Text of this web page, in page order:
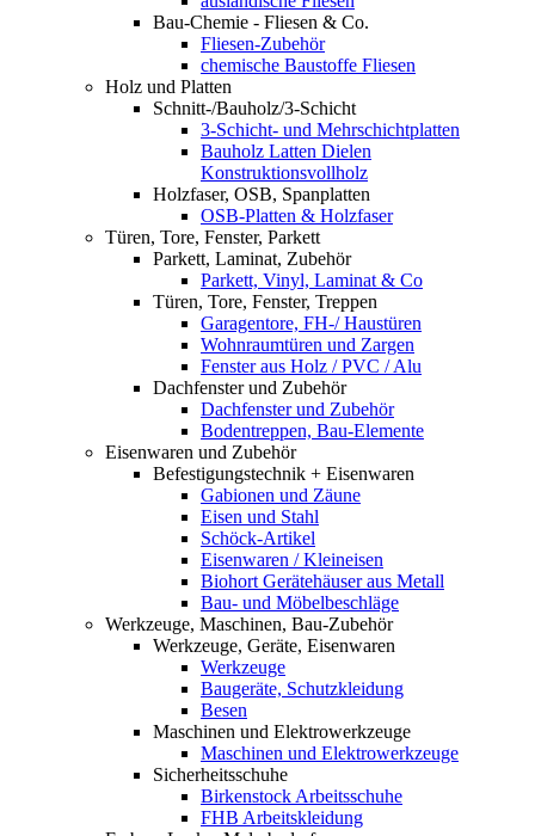
Bau-Chemie - Fliesen & Co.
Fliesen-Zubehör
chemische Baustoffe Fliesen
Holz und Platten
Schnitt-/Bauholz/3-Schicht
3-Schicht- und Mehrschichtplatten
Bauholz Latten Dielen
Konstruktionsvollholz
Holzfaser, OSB, Spanplatten
OSB-Platten & Holzfaser
Türen, Tore, Fenster, Parkett
Parkett, Laminat, Zubehör
Parkett, Vinyl, Laminat & Co
Türen, Tore, Fenster, Treppen
Garagentore, FH-/ Haustüren
Wohnraumtüren und Zargen
Fenster aus Holz / PVC / Alu
Dachfenster und Zubehör
Dachfenster und Zubehör
Bodentreppen, Bau-Elemente
Eisenwaren und Zubehör
Befestigungstechnik + Eisenwaren
Gabionen und Zäune
Eisen und Stahl
Schöck-Artikel
Eisenwaren / Kleineisen
Biohort Gerätehäuser aus Metall
Bau- und Möbelbeschläge
Werkzeuge, Maschinen, Bau-Zubehör
Werkzeuge, Geräte, Eisenwaren
Werkzeuge
Baugeräte, Schutzkleidung
Besen
Maschinen und Elektrowerkzeuge
Maschinen und Elektrowerkzeuge
Sicherheitsschuhe
Birkenstock Arbeitsschuhe
FHB Arbeitskleidung